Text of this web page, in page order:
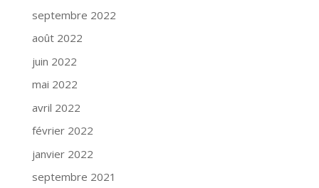
septembre 2022
août 2022
juin 2022
mai 2022
avril 2022
février 2022
janvier 2022
septembre 2021